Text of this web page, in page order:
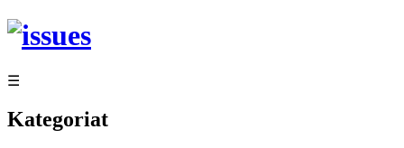
Siirry
sisältöön
☰
Kategoriat